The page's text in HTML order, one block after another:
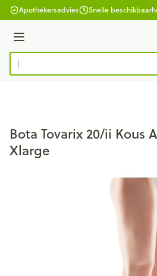
Ga naar de inhoud
Apothekersadvies Snelle
Menu
Product, merk, categorie...
Bota Tovarix 20/ii Kous
Xlarge